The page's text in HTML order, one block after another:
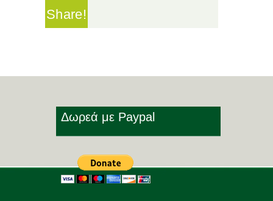
Share!
Δωρεά με Paypal